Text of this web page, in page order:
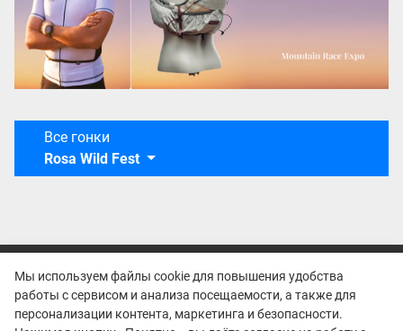
Все гонки
Rosa Wild Fest
Мы используем файлы cookie для повышения удобства
работы с сервисом и анализа посещаемости, а также для
персонализации контента, маркетинга и безопасности.